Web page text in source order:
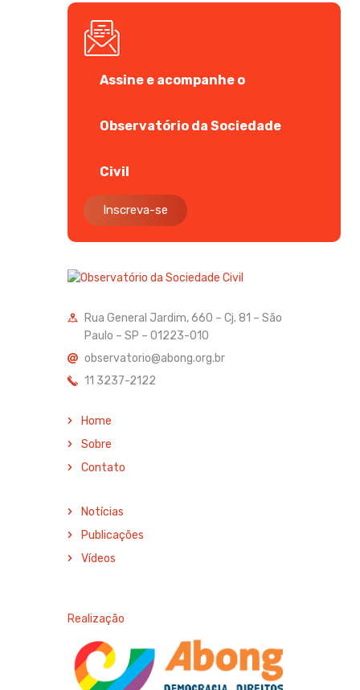
Assine e acompanhe o
Observatório da Sociedade
Civil
Inscreva-se
Rua General Jardim, 660 – Cj. 81 – São
Paulo – SP – 01223-010
observatorio@abong.org.br
11 3237-2122
Home
Sobre
Contato
Notícias
Publicações
Vídeos
Realização